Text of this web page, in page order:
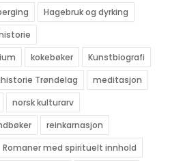
Hagebruk og dyrking
kokebøker
Kunstbiografi
Trøndelag
meditasjon
norsk kulturarv
reinkarnasjon
Romaner med spirituelt innhold